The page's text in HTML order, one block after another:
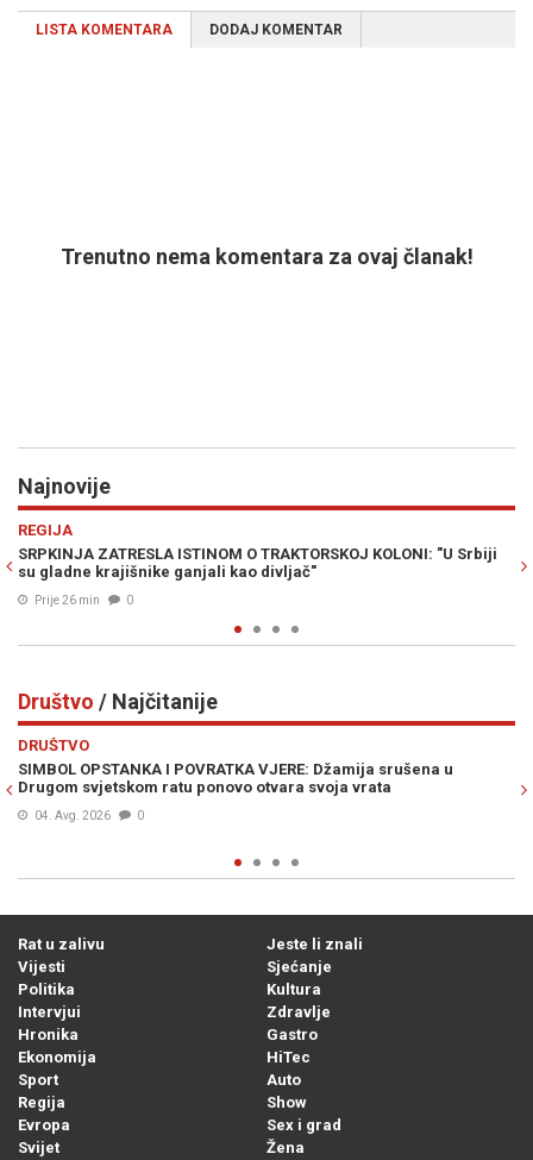
LISTA KOMENTARA DODAJ KOMENTAR
Trenutno nema komentara za ovaj članak!
Najnovije
"U Srbiji
NUKLEARNA OPCIJA NA STOLU: Wilkerson upozorava
katastrofalan scenario u ratu sa Iranom
Društvo / Najčitanije
u
CURE DETALJI DRAME U AUSTRIJI: Policijska potjera
iz Bosne i Hercegovine, ostao je bez automobila...
04. Avg. 2026
Previous
Rat u zalivu
Vijesti
Politika
Intervjui
Hronika
Ekonomija
Sport
Regija
Evropa
Svijet
Jeste li znali
Sjećanje
Kultura
Zdravlje
Gastro
HiTec
Auto
Show
Sex i grad
Žena